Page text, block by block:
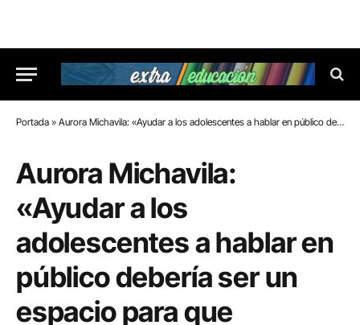
Portada » Aurora Michavila: «Ayudar a los adolescentes a hablar en público debería ser un espacio para que aprendan a contrastar y validar lo que piensan y sienten»
Aurora Michavila:
«Ayudar a los
adolescentes a hablar en
público debería ser un
espacio para que